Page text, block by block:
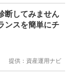
断してみません
ンスを簡単にチ
提供：資産運用ナビ